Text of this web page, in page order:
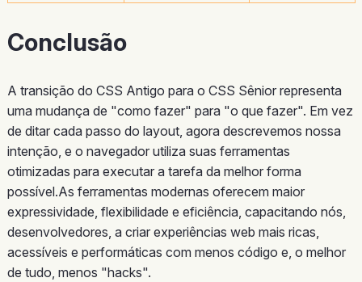
Conclusão
A transição do CSS Antigo para o CSS Sênior representa
uma mudança de "como fazer" para "o que fazer". Em vez
de ditar cada passo do layout, agora descrevemos nossa
intenção, e o navegador utiliza suas ferramentas
otimizadas para executar a tarefa da melhor forma
possível.As ferramentas modernas oferecem maior
expressividade, flexibilidade e eficiência, capacitando nós,
desenvolvedores, a criar experiências web mais ricas,
acessíveis e performáticas com menos código e, o melhor
de tudo, menos "hacks".